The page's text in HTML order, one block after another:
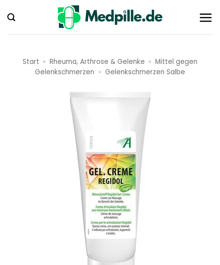
Inhalt
springen
Start » Rheuma, Arthrose & Gelenke » Mittel gegen
Gelenkschmerzen » Gelenkschmerzen Salbe